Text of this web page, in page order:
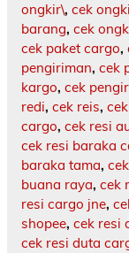
ongkir\, cek
barang, cek
cek paket cargo,
pengiriman, cek
kargo, cek
redi, cek reis,
cargo, cek resi
cek resi baraka
baraka tama,
buana raya, cek
resi cargo jne,
shopee, cek resi
cek resi duta